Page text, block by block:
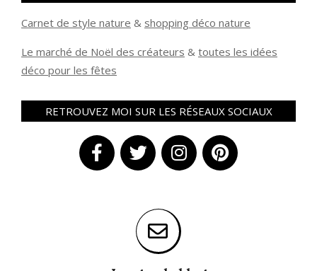
Carnet de style nature & shopping déco nature
Le marché de Noël des créateurs & toutes les idées
déco pour les fêtes
RETROUVEZ MOI SUR LES RÉSEAUX SOCIAUX